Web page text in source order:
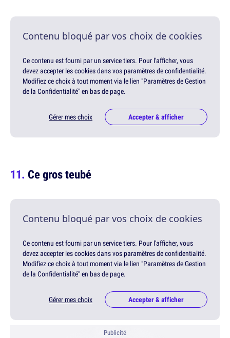
Contenu bloqué par vos choix de cookies
Ce contenu est fourni par un service tiers. Pour l'afficher, vous
devez accepter les cookies dans vos paramètres de confidentialité.
Modifiez ce choix à tout moment via le lien "Paramètres de Gestion
de la Confidentialité" en bas de page.
Gérer mes choix Accepter & afficher
Ce gros teubé
Contenu bloqué par vos choix de cookies
Ce contenu est fourni par un service tiers. Pour l'afficher, vous
devez accepter les cookies dans vos paramètres de confidentialité.
Modifiez ce choix à tout moment via le lien "Paramètres de Gestion
de la Confidentialité" en bas de page.
Gérer mes choix Accepter & afficher
Publicité